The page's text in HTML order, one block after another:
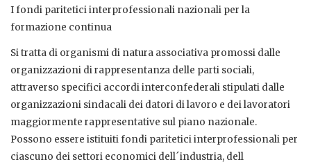
I fondi paritetici interprofessionali nazionali per la
formazione continua
Si tratta di organismi di natura associativa promossi dalle
organizzazioni di rappresentanza delle parti sociali,
attraverso specifici accordi interconfederali stipulati dalle
organizzazioni sindacali dei datori di lavoro e dei lavoratori
maggiormente rappresentative sul piano nazionale.
Possono essere istituiti fondi paritetici interprofessionali per
ciascuno dei settori economici dell´industria, dell